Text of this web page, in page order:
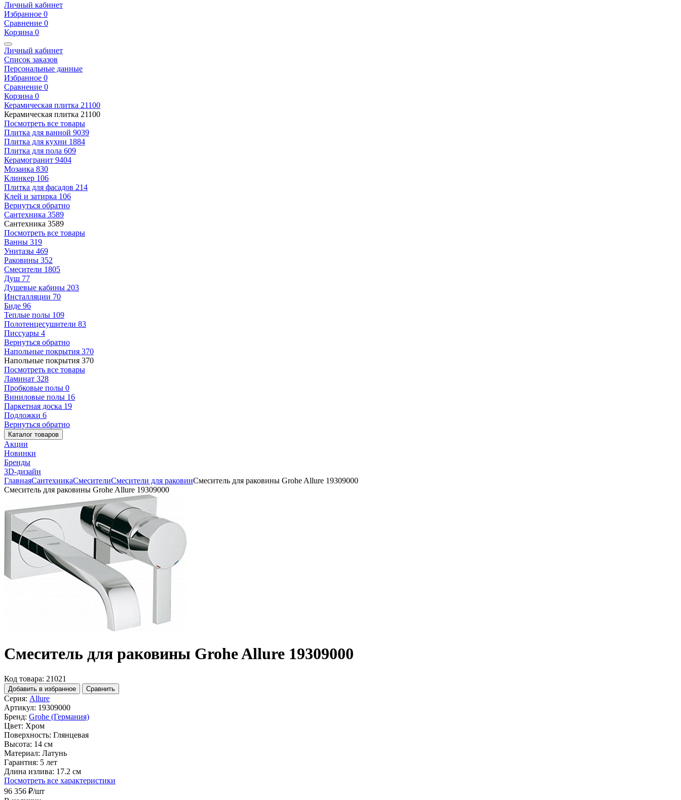
Личный кабинет
Избранное 0
Сравнение 0
Корзина 0
Личный кабинет
Список заказов
Персональные данные
Избранное 0
Сравнение 0
Корзина 0
Керамическая плитка 21100
Керамическая плитка 21100
Посмотреть все товары
Плитка для ванной 9039
Плитка для кухни 1884
Плитка для пола 609
Керамогранит 9404
Мозаика 830
Клинкер 106
Плитка для фасадов 214
Клей и затирка 106
Вернуться обратно
Сантехника 3589
Сантехника 3589
Посмотреть все товары
Ванны 319
Унитазы 469
Раковины 352
Смесители 1805
Душ 77
Душевые кабины 203
Инсталляции 70
Биде 96
Теплые полы 109
Полотенцесушители 83
Писсуары 4
Вернуться обратно
Напольные покрытия 370
Напольные покрытия 370
Посмотреть все товары
Ламинат 328
Пробковые полы 0
Виниловые полы 16
Паркетная доска 19
Подложки 6
Вернуться обратно
Каталог товаров
Акции
Новинки
Бренды
3D-дизайн
ГлавнаяСантехникаСмесителиСмесители для раковинСмеситель для раковины Grohe Allure 19309000
Смеситель для раковины Grohe Allure 19309000
Смеситель для раковины Grohe Allure 19309000
Код товара: 21021
Добавить в избранное Сравнить
Серия: Allure
Артикул: 19309000
Бренд: Grohe (Германия)
Цвет: Хром
Поверхность: Глянцевая
Высота: 14 см
Материал: Латунь
Гарантия: 5 лет
Длина излива: 17.2 см
Посмотреть все характеристики
96 356 ₽/шт